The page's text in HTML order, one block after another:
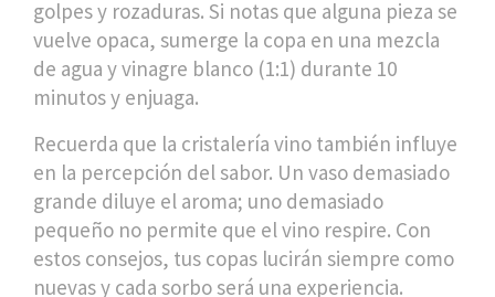
golpes y rozaduras. Si notas que alguna pieza se
vuelve opaca, sumerge la copa en una mezcla
de agua y vinagre blanco (1:1) durante 10
minutos y enjuaga.
Recuerda que la cristalería vino también influye
en la percepción del sabor. Un vaso demasiado
grande diluye el aroma; uno demasiado
pequeño no permite que el vino respire. Con
estos consejos, tus copas lucirán siempre como
nuevas y cada sorbo será una experiencia.